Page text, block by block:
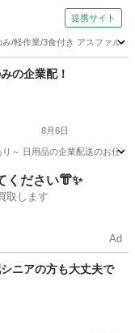
提携サイト
/軽作業/3食付き アスファル
の企業配！
8月6日
～ 日用品の企業配送のお仕
ください👘✨
取します
Ad
ニアの方も大丈夫で